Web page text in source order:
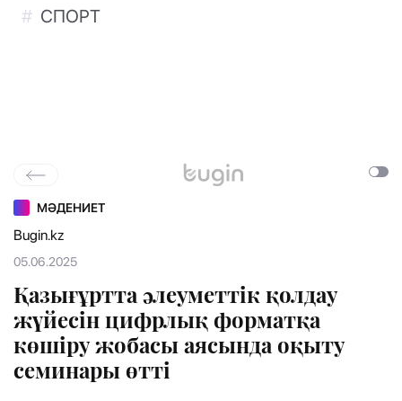
СПОРТ
МӘДЕНИЕТ
Bugin.kz
05.06.2025
Қазығұртта әлеуметтік қолдау
жүйесін цифрлық форматқа
көшіру жобасы аясында оқыту
семинары өтті